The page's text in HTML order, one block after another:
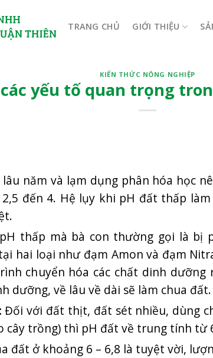
TRANG CHỦ GIỚI THIỆU
KIẾN THỨC NÔNG NGHIỆP
yếu tố quan trọng
năm và lạm dụng phân hóa học
đến 4. Hệ lụy khi pH đất thấp
thấp mà bà con thường gọi là bị
hai loại như đạm Amon và đạm
chuyển hóa các chất dinh
dưỡng, về lâu về dài sẽ làm chua đất.
Đối với đất thịt, đất sét nhiều, dùng
cây trồng) thì pH đất về trung tính từ
đất ở khoảng 6 – 6,8 là tuyệt vời,